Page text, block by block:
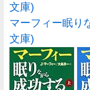
文庫)
マーフィー眠り
文庫)